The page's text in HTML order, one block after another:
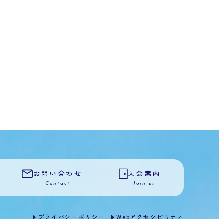
お問い合わせ
Contact
入会案内
Join us
プライバシーポリシー Webアクセシビリティ